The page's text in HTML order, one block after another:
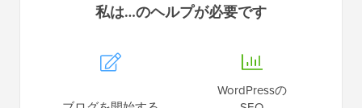
私は…のヘルプが必要です
WordPressの